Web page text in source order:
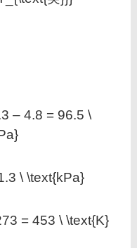
– 4.8 = 96.5 \
\ \text{kPa}
= 453 \ \text{K}